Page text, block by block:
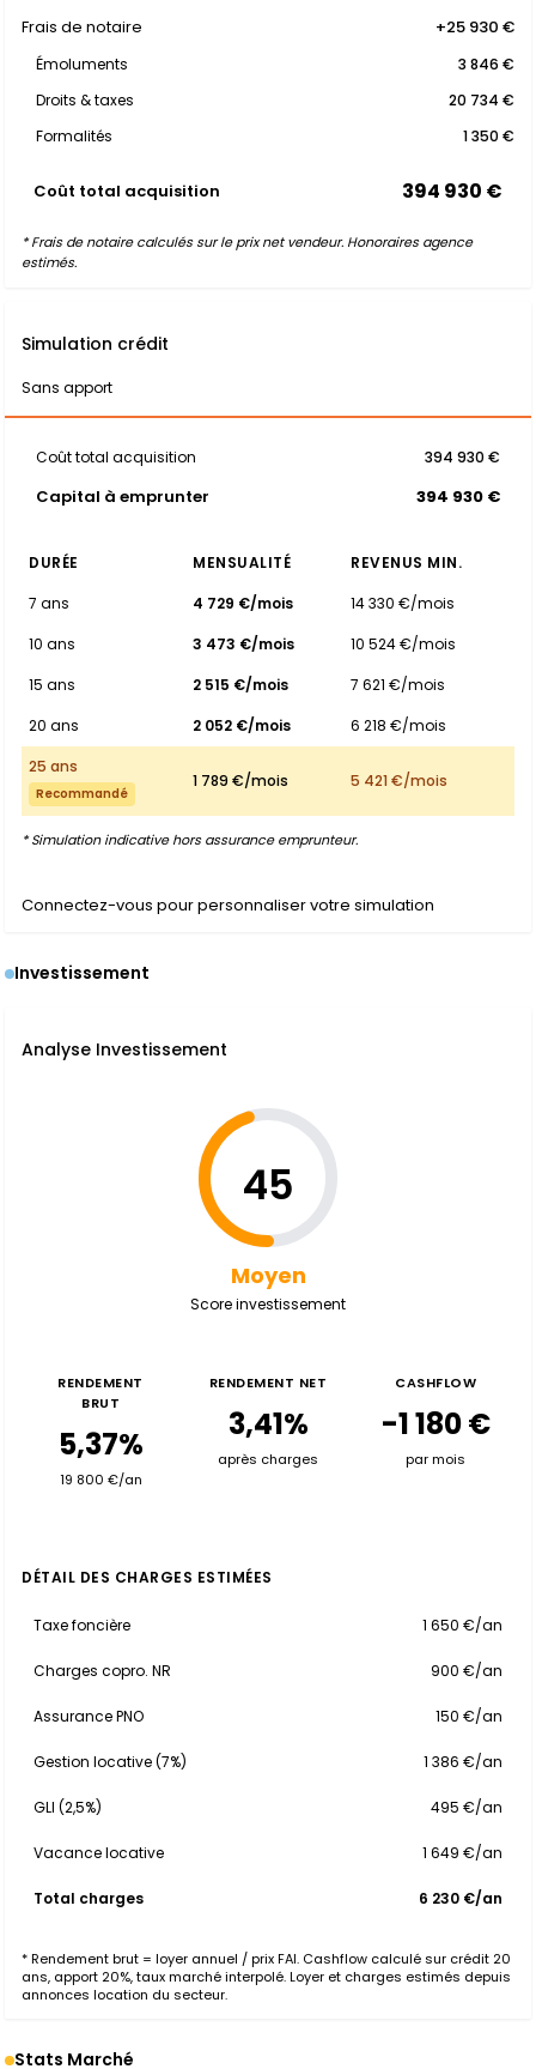
Frais de notaire +25 930 €
Émoluments
3 846 €
Droits & taxes
20 734 €
Formalités
1 350 €
Coût total acquisition 394 930 €
* Frais de notaire calculés sur le prix net vendeur. Honoraires agence
estimés.
Simulation crédit
Sans apport
Coût total acquisition 394 930 €
Capital à emprunter 394 930 €
DURÉE MENSUALITÉ
REVENUS MIN.
7 ans
4 729 €/mois
14 330 €/mois
10 ans
3 473 €/mois
10 524 €/mois
15 ans
2 515 €/mois
7 621 €/mois
20 ans
2 052 €/mois
6 218 €/mois
25 ans
Recommandé
1 789 €/mois 5 421 €/mois
* Simulation indicative hors assurance emprunteur.
Connectez-vous pour personnaliser votre simulation
Investissement
Analyse Investissement
45
Moyen
Score investissement
RENDEMENT
BRUT
5,37%
19 800 €/an
RENDEMENT NET
3,41%
après charges
CASHFLOW
-1 180 €
par mois
DÉTAIL DES CHARGES ESTIMÉES
Taxe foncière 1 650 €/an
Charges copro. NR 900 €/an
Assurance PNO 150 €/an
Gestion locative (7%) 1 386 €/an
GLI (2,5%) 495 €/an
Vacance locative 1 649 €/an
Total charges 6 230 €/an
* Rendement brut = loyer annuel / prix FAI. Cashflow calculé sur crédit 20
ans, apport 20%, taux marché interpolé. Loyer et charges estimés depuis
annonces location du secteur.
Stats Marché